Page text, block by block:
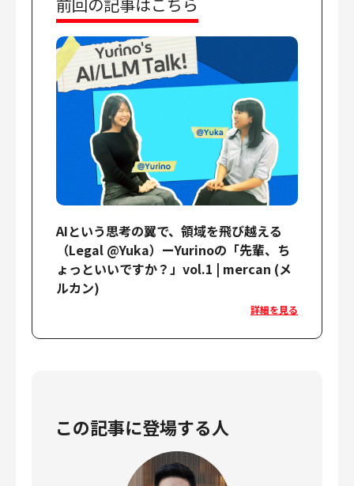
AIという思考の翼で、領域を飛び越える
（Legal @Yuka）ーYurinoの「先輩、ち
ょっといいですか？」vol.1 | mercan (メ
ルカン)
詳細を見る
この記事に登場する人